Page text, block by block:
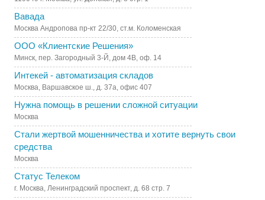
Вавада
Москва Андропова пр-кт 22/30, ст.м. Коломенская
ООО «Клиентские Решения»
Минск, пер. Загородный 3-Й, дом 4В, оф. 14
Интекей - автоматизация складов
Москва, Варшавское ш., д. 37а, офис 407
Нужна помощь в решении сложной ситуации
Москва
Стали жертвой мошенничества и хотите вернуть свои
средства
Москва
Статус Телеком
г. Москва, Ленинградский проспект, д. 68 стр. 7